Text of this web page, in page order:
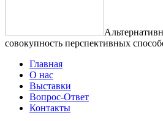
совокупность перспективных
Главная
О нас
Выставки
Вопрос-Ответ
Контакты